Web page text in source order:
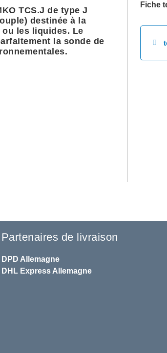
TCS.J de type J
destinée à la
ou les liquides. Le
la sonde de
Fiche
Partenaires de livraison
DPD Allemagne
DHLExpress Allemagne